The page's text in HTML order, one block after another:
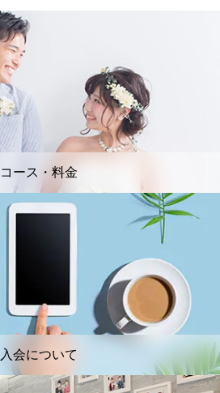
コース・料金
入会について